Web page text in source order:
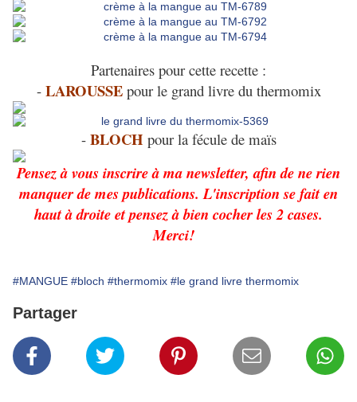
Partenaires pour cette recette :
- LAROUSSE pour le grand livre du thermomix
-BLOCH pour la fécule de maïs
Pensez à vous inscrire à ma newsletter, afin de ne rien
manquer de mes publications. L'inscription se fait en
haut à droite et pensez à bien cocher les 2 cases.
Merci!
#MANGUE #bloch #thermomix #le grand livre thermomix
Partager